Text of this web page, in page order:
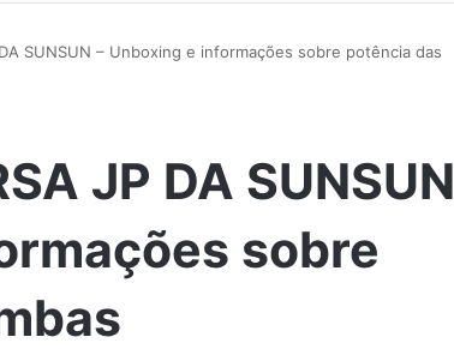
DA SUNSUN – Unboxing e informações sobre potência das
JP DA SUNSUN
sobre